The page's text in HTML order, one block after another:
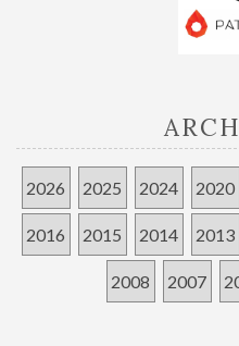
2026 2025 2024 2020
2016 2015 2014 2013
2008 2007